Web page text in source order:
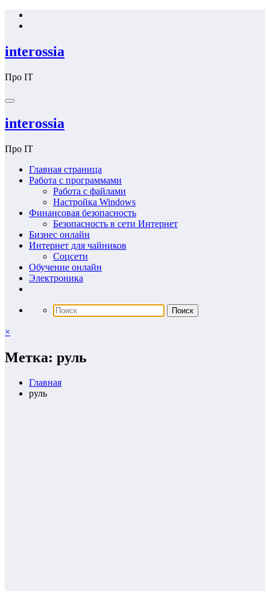
Перейти
interossia
Про IT
interossia
Про IT
Главная страница
Работа с программами
Работа с файлами
Настройка Windows
Финансовая безопасность
Безопасность в сети Интернет
Бизнес онлайн
Интернет для чайников
Соцсети
Обучение онлайн
Электроника
×
Метка: руль
Главная
руль